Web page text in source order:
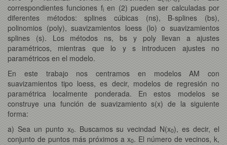
correspondientes funciones fien (2) pueden ser calculadas por
diferentes métodos: splines cúbicas (ns), B-splines (bs),
polinomios (poly), suavizamientos loess (lo) o suavizamientos
splines (s). Los métodos ns, bs y poly llevan a ajustes
paramétricos, mientras que lo y s introducen ajustes no
paramétricos en el modelo.
En este trabajo nos centramos en modelos AM con
suavizamientos tipo loess, es decir, modelos de regresión no
paramétrica localmente ponderada. En estos modelos se
construye una función de suavizamiento s(x) de la siguiente
forma:
a) Sea un punto x0. Buscamos su vecindad N(x0), es decir, el
conjunto de puntos más próximos a x0. El número de vecinos, k,